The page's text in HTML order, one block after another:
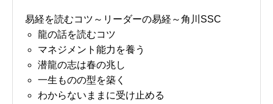
易経を読むコツ～リーダーの易経～角川SSC
龍の話を読むコツ
マネジメント能力を養う
潜龍の志は春の兆し
一生ものの型を築く
わからないままに受け止める